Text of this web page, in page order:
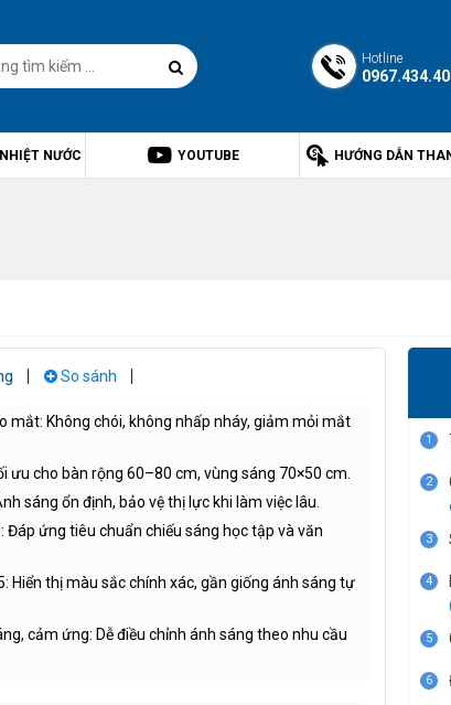
Hotline
NƯỚC YOUTUBE HƯỚNG DẪN
So sánh
mắt: Không chói, không nhấp nháy, giảm mỏi mắt
ưu cho bàn rộng 60–80 cm, vùng sáng 70×50 cm.
sáng ổn định, bảo vệ thị lực khi làm việc lâu.
Đáp ứng tiêu chuẩn chiếu sáng học tập và văn
Hiển thị màu sắc chính xác, gần giống ánh sáng tự
cảm ứng: Dễ điều chỉnh ánh sáng theo nhu cầu
1
2
3
4
5
6